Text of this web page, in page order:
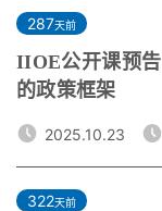
287天前
IIOE公开课预
的政策框架
2025.10.23
322天前